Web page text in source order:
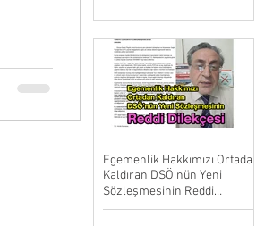
Egemenlik Hakkımızı
Kaldıran DSÖ'nün Yeni
Sözleşmesinin Reddi
Dilekçesi